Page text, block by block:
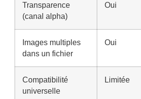
Transparence
(canal alpha)
Oui
Images multiples
dans un fichier
Oui
Compatibilité
universelle
Limitée